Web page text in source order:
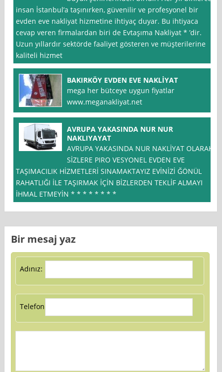
insan İstanbul’a taşınırken, güvenilir ve profesyonel bir
evden eve nakliyat hizmetine ihtiyaç duyar. Bu ihtiyaca
cevap veren firmalardan biri de Evtaşıma Nakliyat * ’dir.
Uzun yıllardır sektörde faaliyet gösteren ve müşterilerine
kaliteli hizmet
BAKIRKÖY EVDEN EVE NAKLİYAT
mega her bütceye uygun fiyatlar
www.meganakliyat.net
AVRUPA YAKASINDA NUR NUR
NAKLIYAYAT
AVRUPA YAKASINDA NUR NAKLİYAT OLARAK
SİZLERE PIRO VESYONEL EVDEN EVE
TAŞIMACILIK HİZMETLERİ SINAMAKTAYIZ EVİNİZİ ĞÖNÜL
RAHATLIĞI İLE TAŞIRMAK İÇİN BİZLERDEN TEKLİF ALMAYI
İHMAL ETMEYİN * * * * * * * *
Bir mesaj yaz
Adınız:
Telefon: